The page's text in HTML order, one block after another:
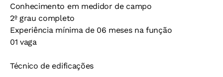
Conhecimento em medidor de campo
2º grau completo
Experiência mínima de 06 meses na função
01 vaga
Técnico de edificações